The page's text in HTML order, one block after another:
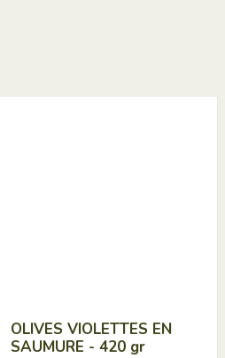
OLIVES VIOLETTES EN
SAUMURE - 420 gr